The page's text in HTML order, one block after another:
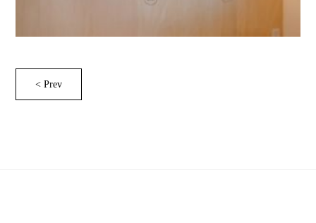
< Prev